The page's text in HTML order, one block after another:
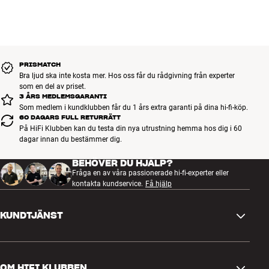
högtalare i ett orubbligt järngrepp. Men utöver detta har Hegel
utvecklat och använt en rad avancerade principer inom både
analog och digital teknik som du kan läsa mer om på Hegels
hemsida .
Mer från Hegel
Analogt ljud ut (L/R RCA, balanserade XLR)
Signal/brus: -145 dB
Förbrukning vid standby: <0,5 watt
PRISMATCH
Bra ljud ska inte kosta mer. Hos oss får du rådgivning från experter
som en del av priset.
3 ÅRS MEDLEMSGARANTI
Som medlem i kundklubben får du 1 års extra garanti på dina hi-fi-köp.
60 DAGARS FULL RETURRÄTT
På HiFi Klubben kan du testa din nya utrustning hemma hos dig i 60
dagar innan du bestämmer dig.
BEHÖVER DU HJÄLP?
Fråga en av våra passionerade hi-fi-experter eller
kontakta kundservice. Få hjälp
KUNDTJÄNST